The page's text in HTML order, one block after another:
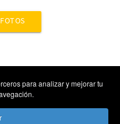
para analizar y mejorar tu